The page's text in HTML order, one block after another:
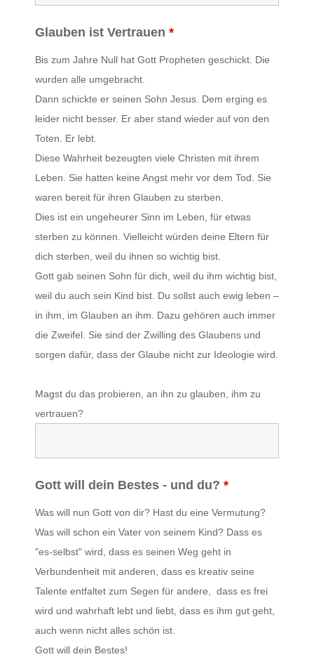
Glauben ist Vertrauen *
Bis zum Jahre Null hat Gott Propheten geschickt. Die
wurden alle umgebracht.
Dann schickte er seinen Sohn Jesus. Dem erging es
leider nicht besser. Er aber stand wieder auf von den
Toten. Er lebt.
Diese Wahrheit bezeugten viele Christen mit ihrem
Leben. Sie hatten keine Angst mehr vor dem Tod. Sie
waren bereit für ihren Glauben zu sterben.
Dies ist ein ungeheurer Sinn im Leben, für etwas
sterben zu können. Vielleicht würden deine Eltern für
dich sterben, weil du ihnen so wichtig bist.
Gott gab seinen Sohn für dich, weil du ihm wichtig bist,
weil du auch sein Kind bist. Du sollst auch ewig leben –
in ihm, im Glauben an ihm. Dazu gehören auch immer
die Zweifel. Sie sind der Zwilling des Glaubens und
sorgen dafür, dass der Glaube nicht zur Ideologie wird.
Magst du das probieren, an ihn zu glauben, ihm zu
vertrauen?
Gott will dein Bestes - und du? *
Was will nun Gott von dir? Hast du eine Vermutung?
Was will schon ein Vater von seinem Kind? Dass es
"es-selbst" wird, dass es seinen Weg geht in
Verbundenheit mit anderen, dass es kreativ seine
Talente entfaltet zum Segen für andere, dass es frei
wird und wahrhaft lebt und liebt, dass es ihm gut geht,
auch wenn nicht alles schön ist.
Gott will dein Bestes!